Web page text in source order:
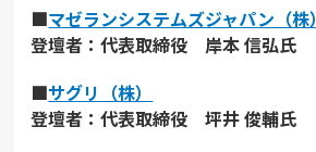
■マゼランシステムズジャパン（株）
登壇者：代表取締役 岸本 信弘氏
■サグリ（株）
登壇者：代表取締役 坪井 俊輔氏